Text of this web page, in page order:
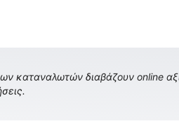
καταναλωτών διαβάζουν online